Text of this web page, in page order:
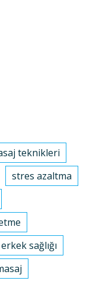
teknikleri
stres azaltma
erkek sağlığı